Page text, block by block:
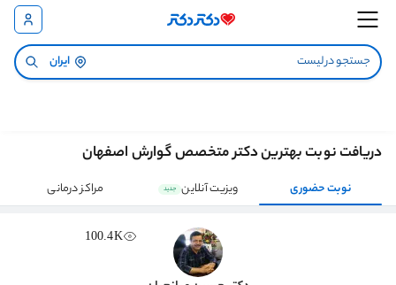
ایران
دریافت نوبت بهترین دکتر متخصص گوارش اصفهان
نوبت حضوری ویزیت آنلاین جدید مراکز درمانی
100.4K